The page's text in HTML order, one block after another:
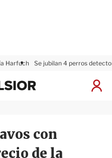
Harfuch Se jubilan 4 perros
I
x
i
o
r
con
de la